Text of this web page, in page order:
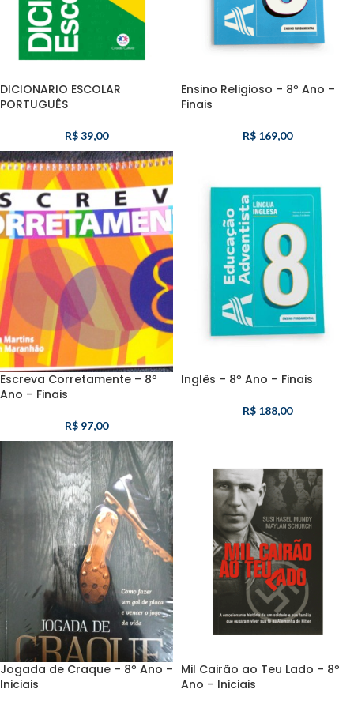
DICIONARIO ESCOLAR
PORTUGUÊS
R$39,00
Ensino Religioso – 8º Ano –
Finais
R$ 169,00
Escreva Corretamente – 8º
Ano – Finais
R$ 97,00
Inglês – 8º Ano – Finais
R$ 188,00
Jogada de Craque – 8º Ano –
Iniciais
Mil Cairão ao Teu Lado – 8º
Ano – Iniciais